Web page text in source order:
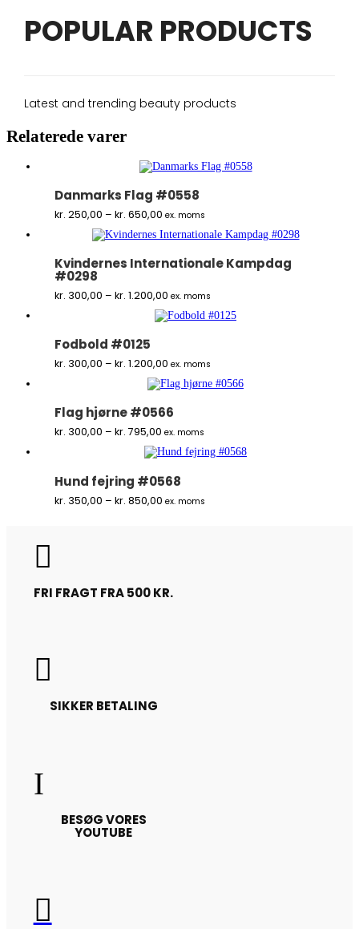
POPULAR PRODUCTS
Latest and trending beauty products
Relaterede varer
Danmarks Flag #0558
kr. 250,00 – kr. 650,00Prisinterval:
til
kr. 650,00
ex. moms
Kvindernes Internationale Kampdag
#0298
kr. 300,00 – kr. 1.200,00Prisinterval:
til
kr. 1.200,00
ex. moms
Fodbold #0125
kr. 300,00 – kr. 1.200,00Prisinterval:
til
kr. 1.200,00
ex. moms
Flag hjørne #0566
kr. 300,00 – kr. 795,00Prisinterval:
til
kr. 795,00
ex. moms
Hund fejring #0568
kr. 350,00 – kr. 850,00Prisinterval:
ex. moms

FRI FRAGT FRA 500 KR.

SIKKER BETALING
I
BESØG VORES
YOUTUBE
